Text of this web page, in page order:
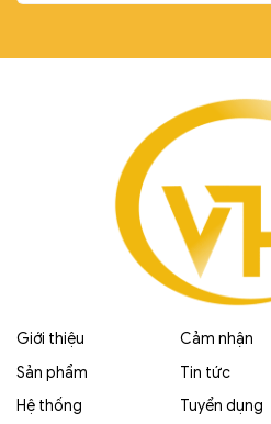
Giới thiệu
Sản phẩm
Hệ thống
Cảm nhận
Tin tức
Tuyển dụng